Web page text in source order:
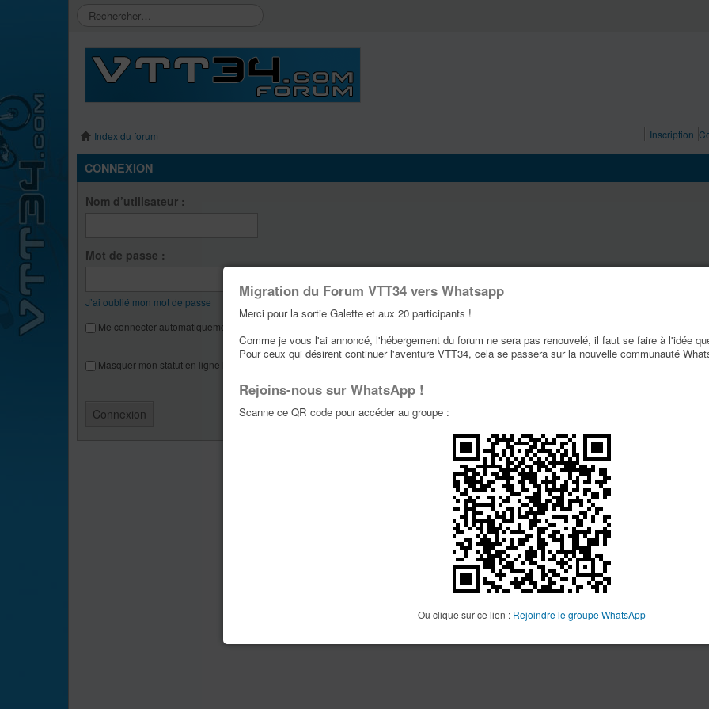
Migration du Forum VTT34 vers Whatsapp
Merci pour la sortie Galette et aux 20 participants !
Comme je vous l'ai annoncé, l'hébergement du forum ne sera pas renouvelé, il faut se faire à l'idée
Pour ceux qui désirent continuer l'aventure VTT34, cela se passera sur la nouvelle communauté
Rejoins-nous sur WhatsApp !
Scanne ce QR code pour accéder au groupe :
Ou clique sur ce lien : Rejoindre le groupe WhatsApp
Index du forum Inscription
CONNEXION
Nom d’utilisateur :
Mot de passe :
J’ai oublié mon mot de passe
Me connecter automatiquement lors de chaque visite
Masquer mon statut en ligne lors de cette session